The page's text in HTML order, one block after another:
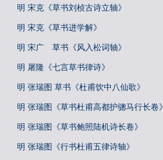
明 宋克《草书刘桢古诗立轴》
明 宋克《草书进学解》
明 宋广 草书《风入松词轴》
明 屠隆《七言草书律诗》
明 张瑞图 草书《杜甫饮中八仙歌》
明 张瑞图《草书杜甫高都护骢马行长卷》
明 张瑞图《草书鲍照陆机诗长卷》
明 张瑞图《行书杜甫五律诗轴》